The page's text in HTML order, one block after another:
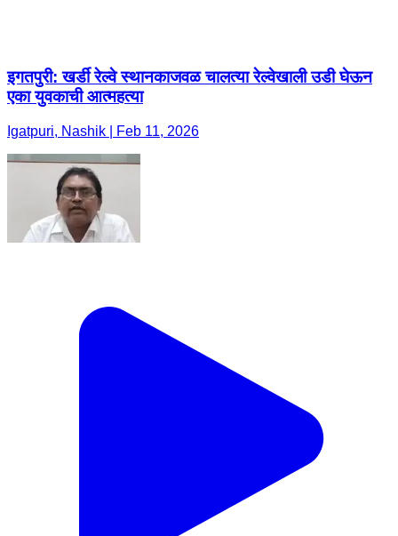
इगतपुरी: खर्डी रेल्वे स्थानकाजवळ चालत्या रेल्वेखाली उडी घेऊन
एका युवकाची आत्महत्या
Igatpuri, Nashik | Feb 11, 2026